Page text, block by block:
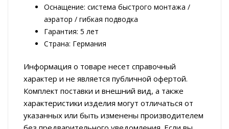
Оснащение: система быстрого монтажа /
аэратор / гибкая подводка
Гарантия: 5 лет
Страна: Германия
Информация о товаре несет справочный
характер и не является публичной офертой.
Комплект поставки и внешний вид, а также
характеристики изделия могут отличаться от
указанных или быть изменены производителем